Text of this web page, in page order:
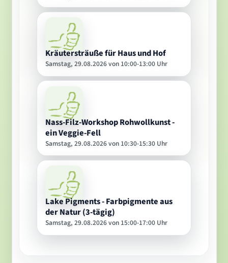
Kräutersträuße für Haus und Hof
Samstag, 29.08.2026 von 10:00-13:00 Uhr
Nass-Filz-Workshop Rohwollkunst -
ein Veggie-Fell
Samstag, 29.08.2026 von 10:30-15:30 Uhr
Lake Pigments - Farbpigmente aus
der Natur (3-tägig)
Samstag, 29.08.2026 von 15:00-17:00 Uhr